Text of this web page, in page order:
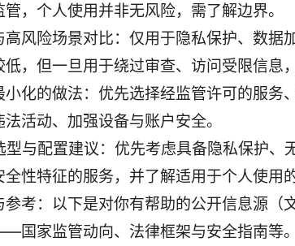
管，个人使用并非无风险，需了解边界。
高风险场景对比：仅用于隐私保护、数据
低，但一旦用于绕过审查、访问受限信息
小化的做法：优先选择经监管许可的服务
法活动、加强设备与账户安全。
型与配置建议：优先考虑具备隐私保护、
全性特征的服务，并了解适用于个人使用
参考：以下是对你有帮助的公开信息源（
国家监管动向、法律框架与安全指南等。